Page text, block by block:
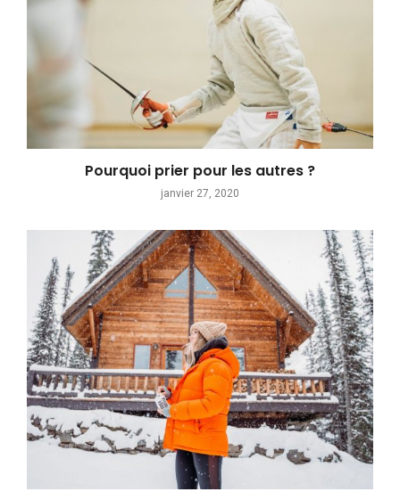
Pourquoi prier pour les autres ?
janvier 27, 2020